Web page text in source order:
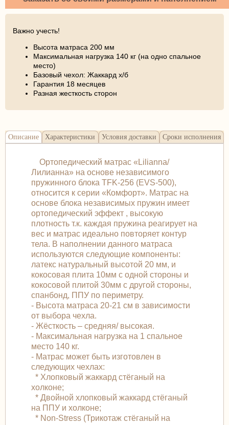
Важно учесть!
Высота матраса 200 мм
Максимальная нагрузка 140 кг (на одно спальное
место)
Базовый чехол: Жаккард х/б
Гарантия 18 месяцев
Разная жесткость сторон
Описание Характеристики Условия доставки Сроки исполнения
Ортопедический матрас «Lilianna/
Лилианна» на основе независимого
пружинного блока TFK-256 (EVS-500),
относится к серии «Комфорт». Матрас на
основе блока независимых пружин имеет
ортопедический эффект , высокую
плотность т.к. каждая пружина реагирует на
вес и матрас идеально повторяет контур
тела. В наполнении данного матраса
используются следующие компоненты:
латекс натуральный высотой 20 мм, и
кокосовая плита 10мм с одной стороны и
кокосовой плитой 30мм с другой стороны,
спанбонд, ППУ по периметру.
- Высота матраса 20-21 см в зависимости
от выбора чехла.
- Жёсткость – средняя/ высокая.
- Максимальная нагрузка на 1 спальное
место 140 кг.
- Матрас может быть изготовлен в
следующих чехлах:
* Хлопковый жаккард стёганый на
холконе;
* Двойной хлопковый жаккард стёганый
на ППУ и холконе;
* Non-Stress (Трикотаж стёганый на